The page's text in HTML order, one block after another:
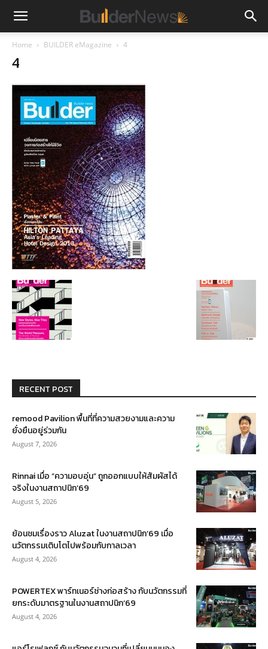
Home BUILDER eMagazine 4
4
RECENT POST
remood Pavilion พื้นที่ที่ความสวยงามและความ
ยั่งยืนอยู่ร่วมกัน
August 7, 2026
Rinnai เมื่อ “ความอบอุ่น” ถูกออกแบบให้สัมผัสได้
จริงในงานสถาปนิก’69
August 5, 2026
ย้อนชมเรื่องราว Aluzat ในงานสถาปนิก’69 เมื่อ
นวัตกรรมเติบโตไปพร้อมกับกาลเวลา
August 4, 2026
POWERTEX พาร์ทเนอร์ช่างก่อสร้าง กับนวัตกรรมที่
ยกระดับมาตรฐานในงานสถาปนิก’69
August 4, 2026